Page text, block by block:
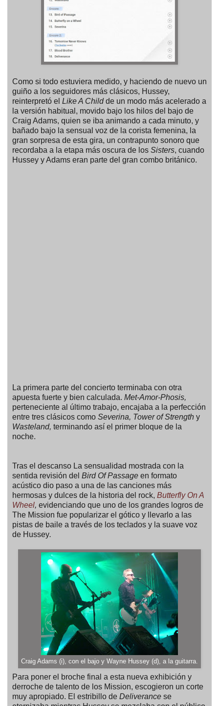
Como si todo estuviera medido, y haciendo de nuevo un
guiño a los seguidores más clásicos, Hussey,
reinterpretó el Like A Childde un modo más acelerado a
la versión habitual, movido bajo los hilos del bajo de
Craig Adams, quien se iba animando a cada minuto, y
bañado bajo la sensual voz de la corista femenina, la
gran sorpresa de esta gira, un contrapunto sonoro que
recordaba a la etapa más oscura de los Sisters, cuando
Hussey y Adams eran parte del gran combo británico.
La primera parte del concierto terminaba con otra
apuesta fuerte y bien calculada. Met-Amor-Phosis,
perteneciente al último trabajo, encajaba a la perfección
entre tres clásicos como Severina, Tower of Strength y
Wasteland, terminando así el primer bloque de la
noche.
Tras el descanso La sensualidad mostrada con la
sentida revisión del Bird Of Passage en formato
acústico dio paso a una de las canciones más
hermosas y dulces de la historia del rock, Butterfly On A
Wheel, evidenciando que uno de los grandes logros de
The Mission fue popularizar el gótico y llevarlo a las
pistas de baile a través de los teclados y la suave voz
de Hussey.
Craig Adams (i), con el bajo y Wayne Hussey (d), a la guitarra.
Para poner el broche final a esta nueva exhibición y
derroche de talento de los Mission, escogieron un corte
muy apropiado. El estribillo de Deliverance se